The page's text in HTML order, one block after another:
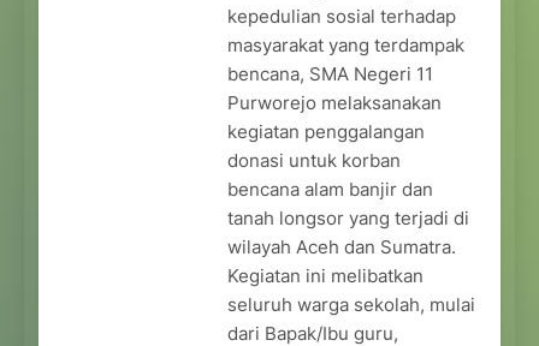
kepedulian sosial terhadap
masyarakat yang terdampak
bencana, SMA Negeri 11
Purworejo melaksanakan
kegiatan penggalangan
donasi untuk korban
bencana alam banjir dan
tanah longsor yang terjadi di
wilayah Aceh dan Sumatra.
Kegiatan ini melibatkan
seluruh warga sekolah, mulai
dari Bapak/Ibu guru,